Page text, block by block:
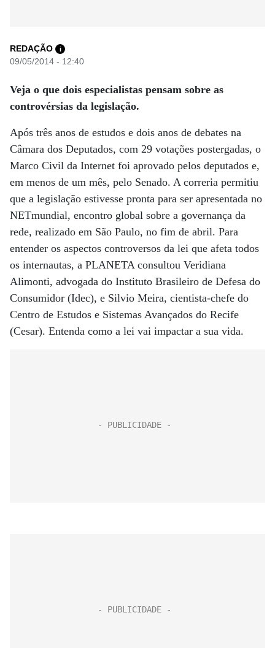
REDAÇÃO i
09/05/2014 - 12:40
Veja o que dois especialistas pensam sobre as
controvérsias da legislação.
Após três anos de estudos e dois anos de debates na
Câmara dos Deputados, com 29 votações postergadas, o
Marco Civil da Internet foi aprovado pelos deputados e,
em menos de um mês, pelo Senado. A correria permitiu
que a legislação estivesse pronta para ser apresentada no
NETmundial, encontro global sobre a governança da
rede, realizado em São Paulo, no fim de abril. Para
entender os aspectos controversos da lei que afeta todos
os internautas, a PLANETA consultou Veridiana
Alimonti, advogada do Instituto Brasileiro de Defesa do
Consumidor (Idec), e Silvio Meira, cientista-chefe do
Centro de Estudos e Sistemas Avançados do Recife
(Cesar). Entenda como a lei vai impactar a sua vida.